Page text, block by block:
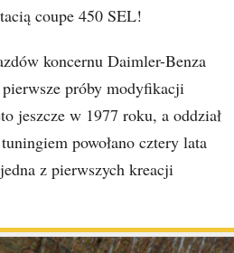
coupe 450 SEL!
koncernu Daimler-Benza
próby modyfikacji
jeszcze w 1977 roku, a oddział
powołano cztery lata
z pierwszych kreacji